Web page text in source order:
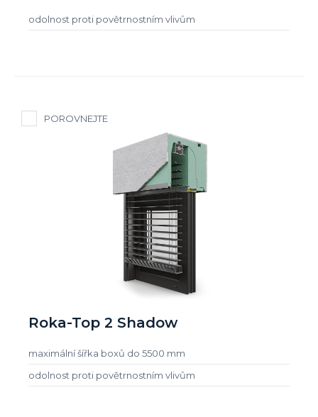
odolnost proti povětrnostním vlivům
POROVNEJTE
Roka-Top 2 Shadow
maximální šířka boxů do 5500 mm
odolnost proti povětrnostním vlivům